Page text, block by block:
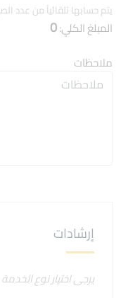
يتم حسابها تلقائياً من عدد
المبلغ الكلي:0
ملاحظات
إرشادات
يرجى اختيار نوع الخدمة